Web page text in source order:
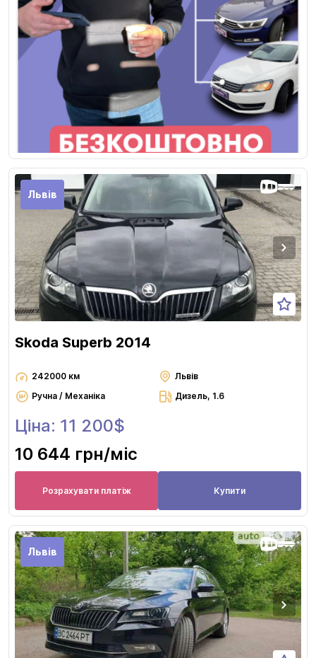
Львів
Skoda Superb 2014
242000 км
Львів
Ручна / Механіка
Дизель, 1.6
Ціна: 11 200$
10 644 грн/міс
Розрахувати платіж Купити
Львів